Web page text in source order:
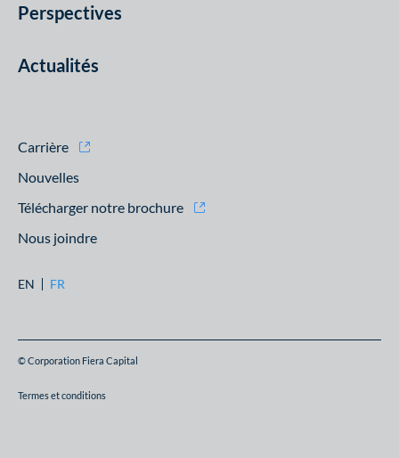
Perspectives
Actualités
Carrière
Nouvelles
Télécharger notre brochure
Nous joindre
EN FR
© Corporation Fiera Capital
Termes et conditions